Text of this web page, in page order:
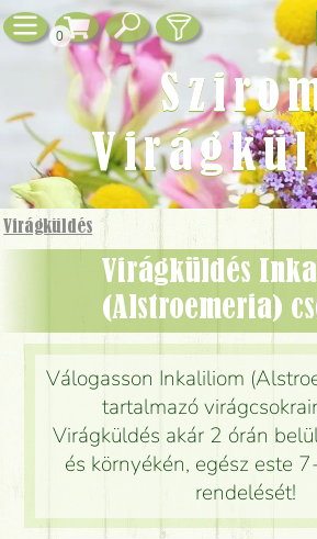
0
Virágküldés
Virágküldés Inkaliliom
(Alstroemeria)
Válogasson Inkaliliom
tartalmazó
Virágküldés akár 2 órán
és környékén, egész este
rendelését!